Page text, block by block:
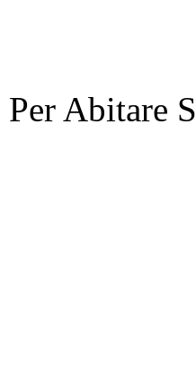
Abitare